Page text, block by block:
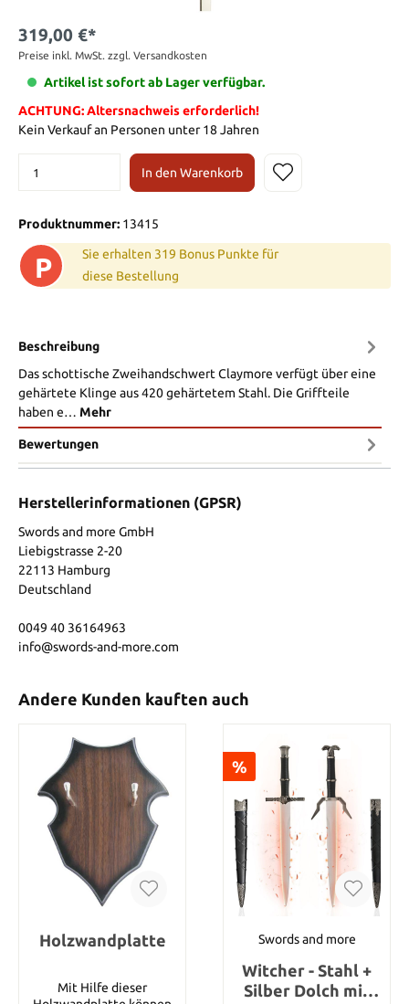
319,00 €*
Preise inkl. MwSt. zzgl. Versandkosten
Artikel ist sofort ab Lager verfügbar.
ACHTUNG: Altersnachweis erforderlich!
Kein Verkauf an Personen unter 18 Jahren
In den Warenkorb
Produktnummer: 13415
P
Sie erhalten 319 Bonus Punkte für
diese Bestellung
Beschreibung
Das schottische Zweihandschwert Claymore verfügt über eine
gehärtete Klinge aus 420 gehärtetem Stahl. Die Griffteile
haben e… Mehr
Bewertungen
Herstellerinformationen (GPSR)
Swords and more GmbH
Liebigstrasse 2-20
22113 Hamburg
Deutschland
0049 40 36164963
info@swords-and-more.com
Andere Kunden kauften auch
Holzwandplatte
Mit Hilfe dieser
%
Swords and more
Witcher - Stahl +
Silber Dolch mit